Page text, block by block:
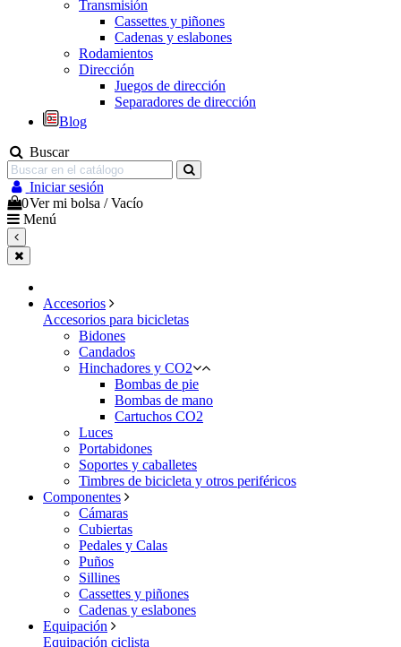
Transmisión
Cassettes y piñones
Cadenas y eslabones
Rodamientos
Dirección
Juegos de dirección
Separadores de dirección
Blog
Buscar
Iniciar sesión
0Ver mi bolsa /Vacío
Menú
Accesorios
Accesorios para bicicletas
Bidones
Candados
Hinchadores y CO2
Bombas de pie
Bombas de mano
Cartuchos CO2
Luces
Portabidones
Soportes y caballetes
Timbres de bicicleta y otros periféricos
Componentes
Cámaras
Cubiertas
Pedales y Calas
Puños
Sillines
Cassettes y piñones
Cadenas y eslabones
Equipación
Equipación ciclista